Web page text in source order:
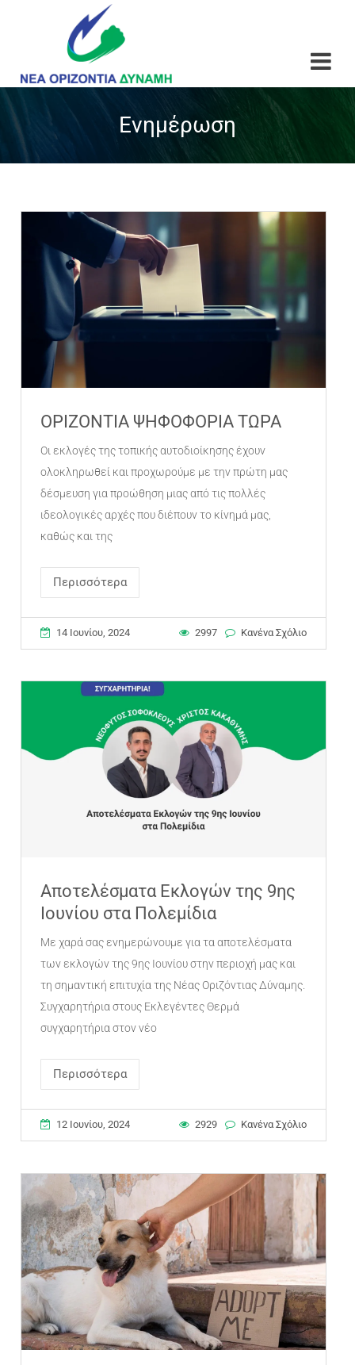
Ενημέρωση
ΟΡΙΖΟΝΤΙΑ ΨΗΦΟΦΟΡΙΑ ΤΩΡΑ
Οι εκλογές της τοπικής αυτοδιοίκησης έχουν
ολοκληρωθεί και προχωρούμε με την πρώτη μας
δέσμευση για προώθηση μιας από τις πολλές
ιδεολογικές αρχές που διέπουν το κίνημά μας,
καθώς και της
Περισσότερα
14 Ιουνίου, 2024 2997 Κανένα Σχόλιο
Αποτελέσματα Εκλογών της 9ης
Ιουνίου στα Πολεμίδια
Με χαρά σας ενημερώνουμε για τα αποτελέσματα
των εκλογών της 9ης Ιουνίου στην περιοχή μας και
τη σημαντική επιτυχία της Νέας Οριζόντιας Δύναμης.
Συγχαρητήρια στους Εκλεγέντες Θερμά
συγχαρητήρια στον νέο
Περισσότερα
12 Ιουνίου, 2024 2929 Κανένα Σχόλιο